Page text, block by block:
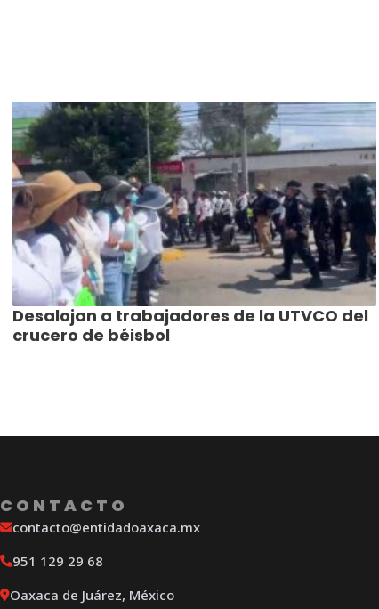
Desalojan a trabajadores de la UTVCO del
crucero de béisbol
CONTACTO
contacto@entidadoaxaca.mx
951 129 29 68
Oaxaca de Juárez, México